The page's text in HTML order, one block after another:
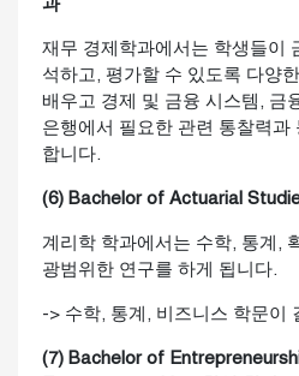
과
재무 경제학과에서는 학생들이
석하고, 평가할 수 있도록 다양
배우고 경제 및 금융 시스템, 금
은행에서 필요한 관련 통찰력과
합니다.
(6) Bachelor of Actuarial
계리학 학과에서는 수학, 통계,
광범위한 연구를 하게 됩니다.
-> 수학, 통계, 비즈니스 학문이
(7) Bachelor of